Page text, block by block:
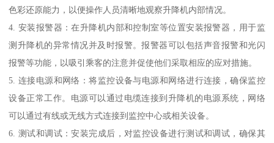
色彩还原能力，以便操作人员清晰地观察升降机内部情况。
4. 安装报警器：在升降机内部和控制室等位置安装报警器，用于监
测升降机的异常情况并及时报警。报警器可以包括声音报警和光闪
报警等功能，以吸引乘客的注意并促使他们采取相应的应对措施。
5. 连接电源和网络：将监控设备与电源和网络进行连接，确保监控
设备正常工作。电源可以通过电缆连接到升降机的电源系统，网络
可以通过有线或无线方式连接到监控中心或相关设备。
6. 测试和调试：安装完成后，对监控设备进行测试和调试，确保其